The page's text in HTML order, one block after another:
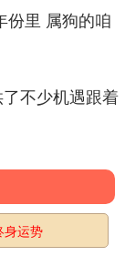
份里 属狗的咱
不少机遇跟着
身运势